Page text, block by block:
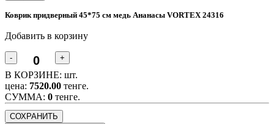
Коврик придверный 45*75 см медь Ананасы VORTEX 24316
Добавить в корзину
- +
В КОРЗИНЕ: шт.
цена: 7520.00 тенге.
CУММА: 0 тенге.
СОХРАНИТЬ